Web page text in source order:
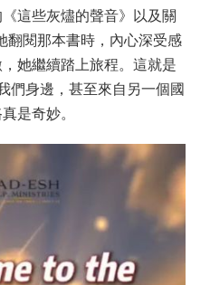
這些灰燼的聲音》以及關
翻閱那本書時，內心深受感
她繼續踏上旅程。這就是
們身邊，甚至來自另一個國
是奇妙。